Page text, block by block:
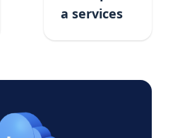
a services